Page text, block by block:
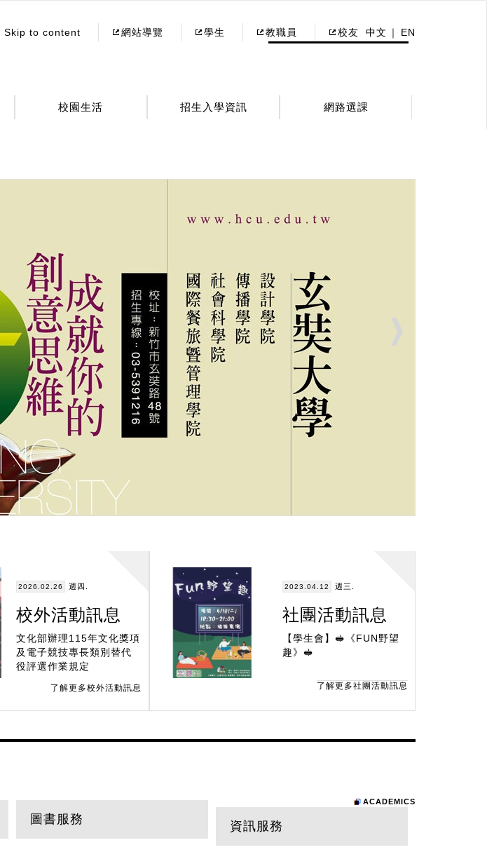
Skip to content 網站導覽 學生 教職員 校友 中文 EN
校園生活 招生入學資訊 網路選課
2026.02.26 週四.
校外活動訊息
文化部辦理115年文化獎項
及電子競技專長類別替代
役評選作業規定
了解更多校外活動訊息
2023.04.12 週三.
社團活動訊息
【學生會】🥪《FUN野望
趣》🥪
了解更多社團活動訊息
ACADEMICS
圖書服務 資訊服務